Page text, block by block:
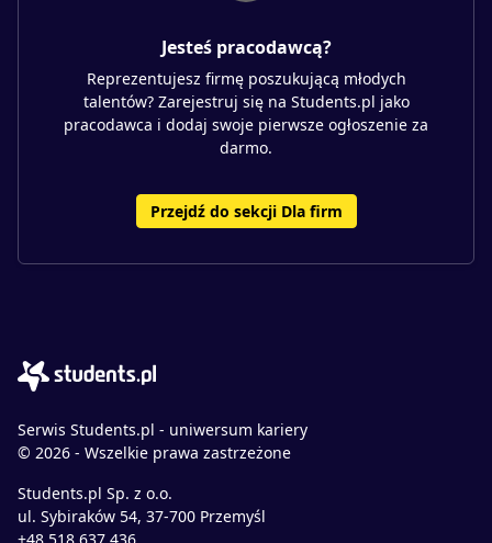
Jesteś pracodawcą?
Reprezentujesz firmę poszukującą młodych
talentów? Zarejestruj się na Students.pl jako
pracodawca i dodaj swoje pierwsze ogłoszenie za
darmo.
Przejdź do sekcji Dla firm
Serwis Students.pl - uniwersum kariery
© 2026 - Wszelkie prawa zastrzeżone
Students.pl Sp. z o.o.
ul. Sybiraków 54, 37-700 Przemyśl